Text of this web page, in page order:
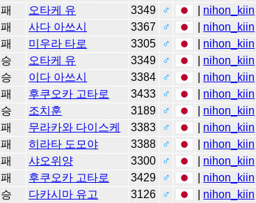
패 오타케 유 3349 ♂ nihon_kiin
패 사다 아쓰시 3367 ♂ nihon_kiin
패 미우라 타로 3305 ♂ nihon_kiin
승 오타케 유 3349 ♂ nihon_kiin
승 이다 아쓰시 3384 ♂ nihon_kiin
패 후쿠오카 고타로 3433 ♂ nihon_kiin
승 조치훈 3189 ♂ nihon_kiin
패 무라카와 다이스케 3383 ♂ nihon_kiin
패 히라타 도모야 3388 ♂ nihon_kiin
패 샤오위양 3300 ♂ nihon_kiin
패 후쿠오카 고타로 3429 ♂ nihon_kiin
승 다카시마 유고 3126 ♂ nihon_kiin